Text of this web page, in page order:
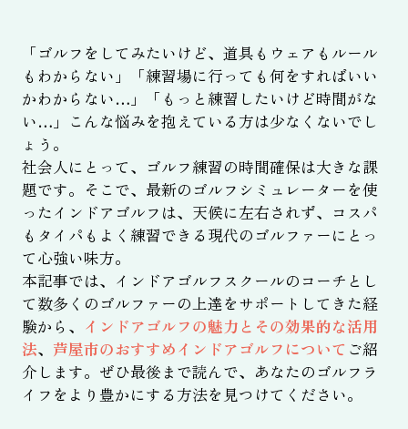
「ゴルフをしてみたいけど、道具もウェアもルール
もわからない」「練習場に行っても何をすればいい
かわからない…」「もっと練習したいけど時間がな
い…」こんな悩みを抱えている方は少なくないでし
ょう。
社会人にとって、ゴルフ練習の時間確保は大きな課
題です。そこで、最新のゴルフシミュレーターを使
ったインドアゴルフは、天候に左右されず、コスパ
もタイパもよく練習できる現代のゴルファーにとっ
て心強い味方。
本記事では、インドアゴルフスクールのコーチとし
て数多くのゴルファーの上達をサポートしてきた経
験から、 インドアゴルフの魅力とその効果的な活用
法、 芦屋市のおすすめインドアゴルフについて ご紹
介します。ぜひ最後まで読んで、あなたのゴルフラ
イフをより豊かにする方法を見つけてください。